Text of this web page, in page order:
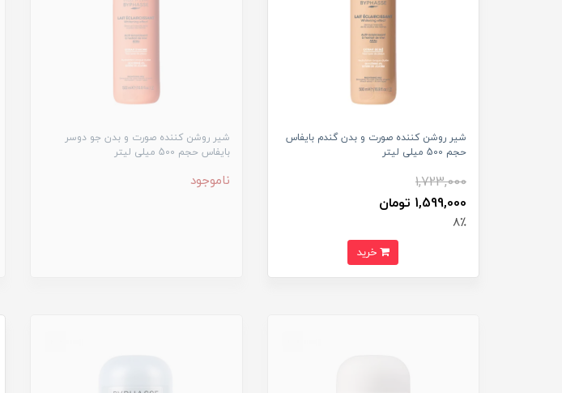
شیر روشن کننده صورت و بدن گندم بایفاس
حجم 500 میلی لیتر
1,723,000
1,599,000 تومان
8٪
خرید
شیر روشن کننده صورت و بدن جو دوسر
بایفاس حجم 500 میلی لیتر
ناموجود